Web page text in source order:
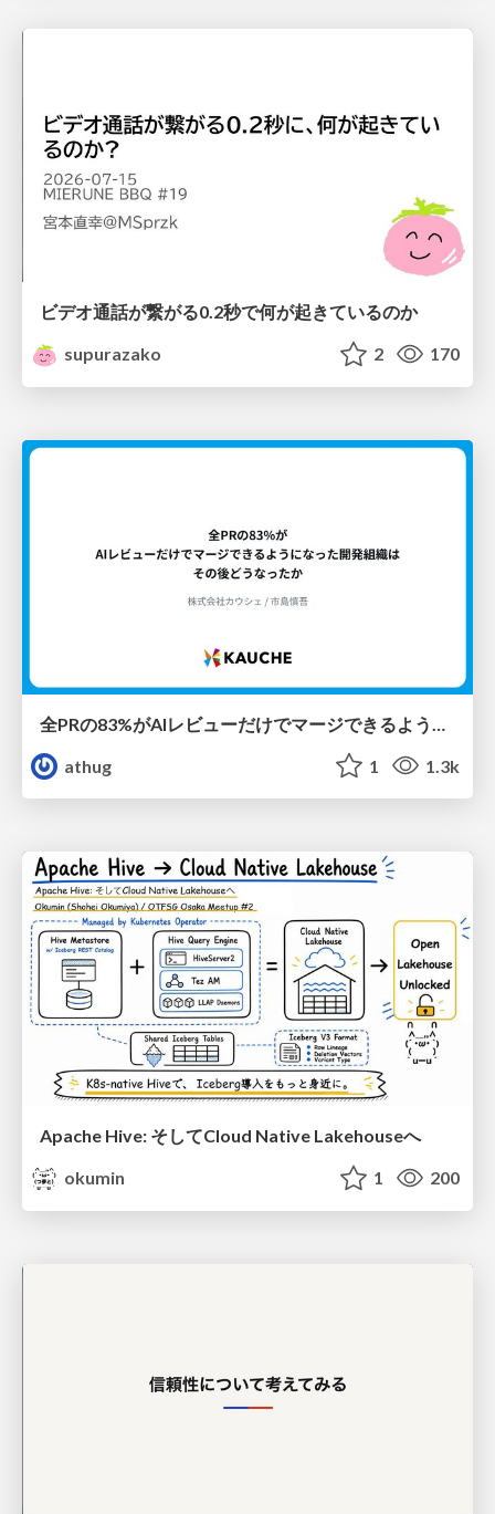
ビデオ通話が繋がる0.2秒で何が起きているのか
supurazako
2 170
athug
1 1.3k
Apache Hive: そしてCloud Native Lakehouseへ
okumin
1 200